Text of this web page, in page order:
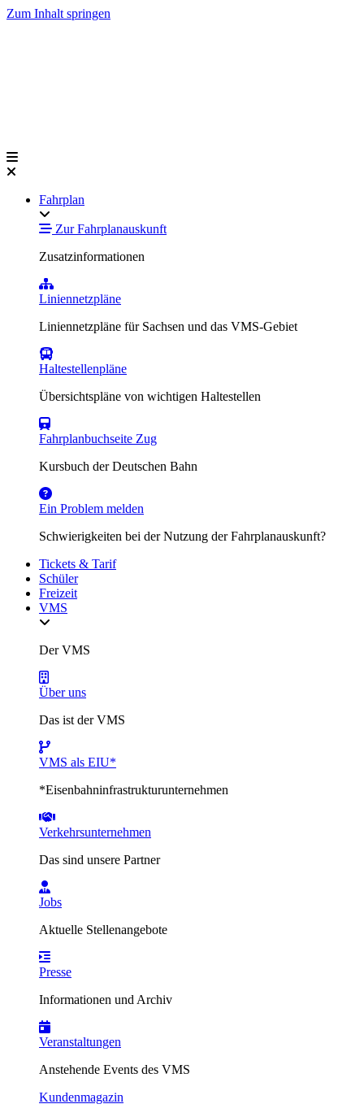
Zum Inhalt springen
Fahrplan
Zur Fahrplanauskunft
Zusatzinformationen
Liniennetzpläne
Liniennetzpläne für Sachsen und das VMS-Gebiet
Haltestellenpläne
Übersichtspläne von wichtigen Haltestellen
Fahrplanbuchseite Zug
Kursbuch der Deutschen Bahn
Ein Problem melden
Schwierigkeiten bei der Nutzung der Fahrplanauskunft?
Tickets & Tarif
Schüler
Freizeit
VMS
Der VMS
Über uns
Das ist der VMS
VMS als EIU*
*Eisenbahninfrastrukturunternehmen
Verkehrsunternehmen
Das sind unsere Partner
Jobs
Aktuelle Stellenangebote
Presse
Informationen und Archiv
Veranstaltungen
Anstehende Events des VMS
Kundenmagazin